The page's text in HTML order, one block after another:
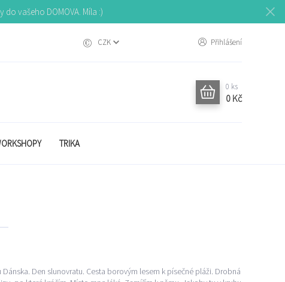
vašeho DOMOVA. Míla :)
CZK Přihlášení
0 ks
0 Kč
TRIKA
Den slunovratu. Cesta borovým lesem k písečné pláži. Drobná